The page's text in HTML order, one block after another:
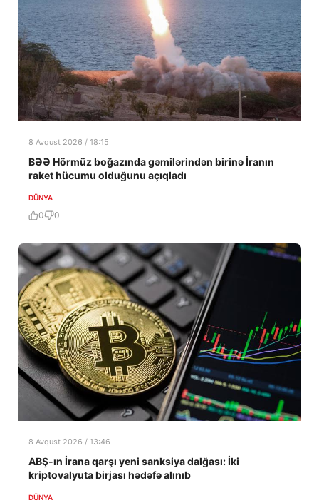
8 Avqust 2026 / 18:15
BƏƏ Hörmüz boğazında gəmilərindən birinə İranın
raket hücumu olduğunu açıqladı
DÜNYA
0 0
8 Avqust 2026 / 13:46
ABŞ-ın İrana qarşı yeni sanksiya dalğası: İki
kriptovalyuta birjası hədəfə alınıb
DÜNYA